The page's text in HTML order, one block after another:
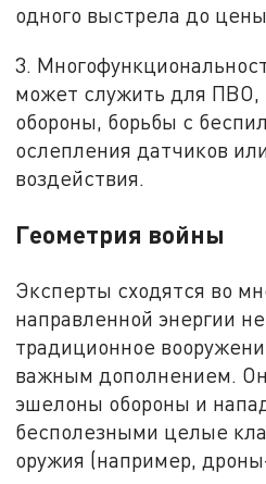
одного выстрела до
3.
может служить для ПВО,
обороны, борьбы с
ослепления датчиков
воздействия.
Геометрия войны
Эксперты сходятся во
направленной энергии
традиционное
важным дополнением.
эшелоны обороны и
бесполезными целые
оружия (например,